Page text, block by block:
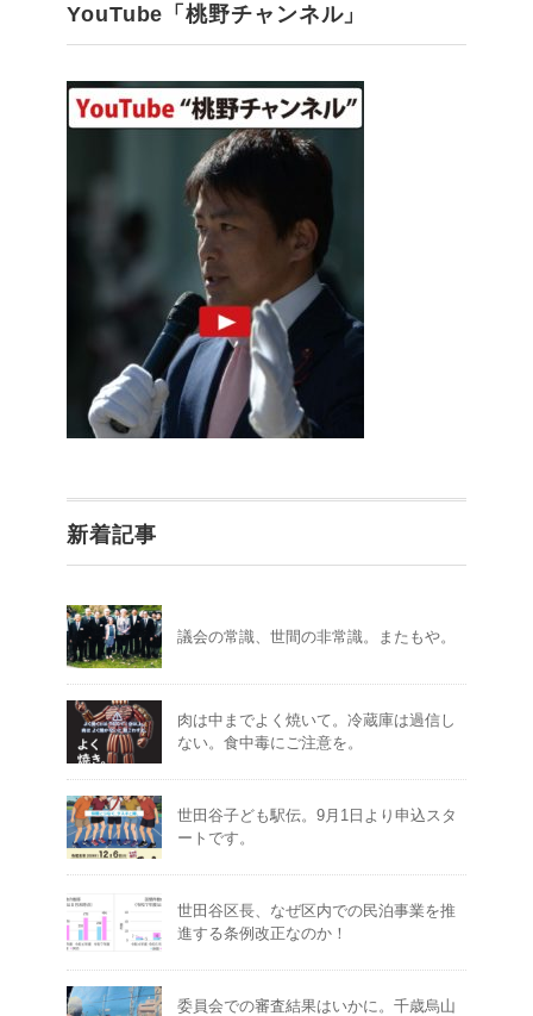
YouTube「桃野チャンネル」
新着記事
議会の常識、世間の非常識。またもや。
肉は中までよく焼いて。冷蔵庫は過信し
ない。食中毒にご注意を。
世田谷子ども駅伝。9月1日より申込スタ
ートです。
世田谷区長、なぜ区内での民泊事業を推
進する条例改正なのか！
委員会での審査結果はいかに。千歳烏山